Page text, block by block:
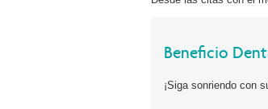
Beneficio
¡Siga sonriendo con